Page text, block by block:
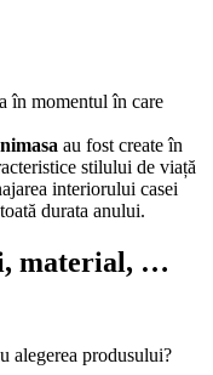
în momentul în care
au fost create în
stilului de viață
interiorului casei
durata anului.
material, …
alegerea produsului?